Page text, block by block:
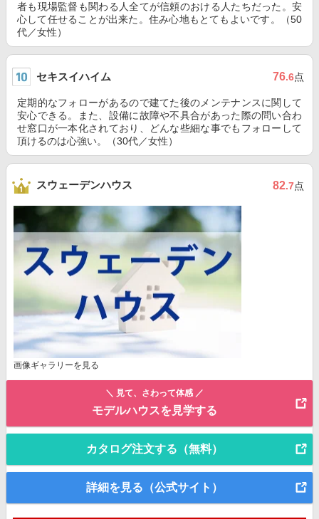
者も現場監督も関わる人全てが信頼のおける人たちだった。安
心して任せることが出来た。住み心地もとてもよいです。（50
代／女性）
セキスイハイム 76.6点
定期的なフォローがあるので建てた後のメンテナンスに関して
安心できる。また、設備に故障や不具合があった際の問い合わ
せ窓口が一本化されており、どんな些細な事でもフォローして
頂けるのは心強い。（30代／女性）
スウェーデンハウス 82.7点
画像ギャラリーを見る
＼ 見て、さわって体感 ／
モデルハウスを見学する
カタログ注文する（無料）
詳細を見る（公式サイト）